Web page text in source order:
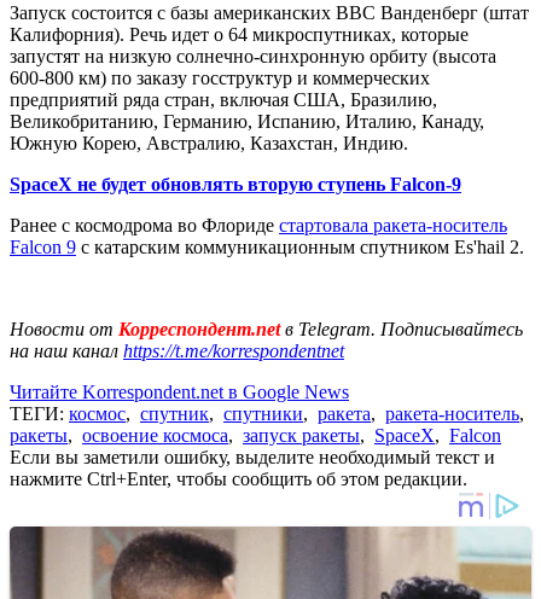
Запуск состоится с базы американских ВВС Ванденберг (штат
Калифорния). Речь идет о 64 микроспутниках, которые
запустят на низкую солнечно-синхронную орбиту (высота
600-800 км) по заказу госструктур и коммерческих
предприятий ряда стран, включая США, Бразилию,
Великобританию, Германию, Испанию, Италию, Канаду,
Южную Корею, Австралию, Казахстан, Индию.
SpaceX не будет обновлять вторую ступень Falcon-9
Ранее с космодрома во Флориде стартовала ракета-носитель
Falcon 9 с катарским коммуникационным спутником Es'hail 2.
Новости от Корреспондент.netв Telegram. Подписывайтесь
на наш канал https://t.me/korrespondentnet
Читайте Korrespondent.net в Google News
ТЕГИ: космос, спутник, спутники, ракета, ракета-носитель,
ракеты, освоение космоса, запуск ракеты, SpaceX, Falcon
Если вы заметили ошибку, выделите необходимый текст и
нажмите Ctrl+Enter, чтобы сообщить об этом редакции.